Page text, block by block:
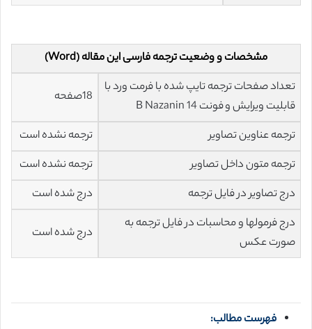
مشخصات و وضعیت ترجمه فارسی این مقاله (Word)
تعداد صفحات ترجمه تایپ شده با فرمت ورد با
قابلیت ویرایش و فونت 14 B Nazanin
18صفحه
ترجمه عناوین تصاویر
ترجمه نشده است
ترجمه متون داخل تصاویر
ترجمه نشده است
درج تصاویر در فایل ترجمه
درج شده است
درج فرمولها و محاسبات در فایل ترجمه به
صورت عکس
درج شده است
فهرست مطالب: